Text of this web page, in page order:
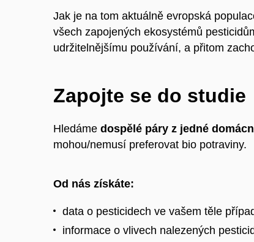
Jak je na tom aktuálně evropská
všech zapojených ekosystémů
udržitelnějšímu používání, a přitom
Zapojte se do studie
Hledáme dospělé páry z jedné
mohou/nemusí preferovat bio potraviny.
Od nás získáte:
data o pesticidech ve vašem těle
informace o vlivech nalezených